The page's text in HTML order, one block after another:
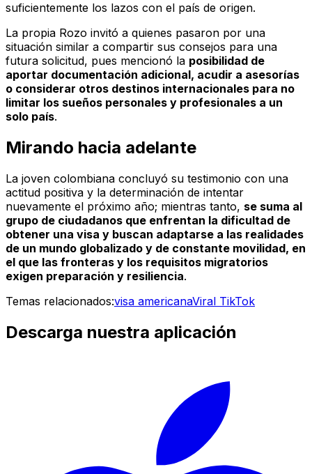
suficientemente los lazos con el país de origen.
La propia Rozo invitó a quienes pasaron por una
situación similar a compartir sus consejos para una
futura solicitud, pues mencionó la posibilidad de
aportar documentación adicional, acudir a asesorías
o considerar otros destinos internacionales para no
limitar los sueños personales y profesionales a un
solo país.
Mirando hacia adelante
La joven colombiana concluyó su testimonio con una
actitud positiva y la determinación de intentar
nuevamente el próximo año; mientras tanto, se suma al
grupo de ciudadanos que enfrentan la dificultad de
obtener una visa y buscan adaptarse a las realidades
de un mundo globalizado y de constante movilidad, en
el que las fronteras y los requisitos migratorios
exigen preparación y resiliencia.
Temas relacionados:visa americanaViral TikTok
Descarga nuestra aplicación